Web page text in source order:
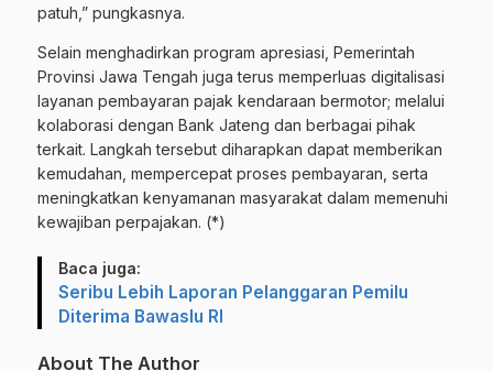
patuh,” pungkasnya.
Selain menghadirkan program apresiasi, Pemerintah
Provinsi Jawa Tengah juga terus memperluas digitalisasi
layanan pembayaran pajak kendaraan bermotor; melalui
kolaborasi dengan Bank Jateng dan berbagai pihak
terkait. Langkah tersebut diharapkan dapat memberikan
kemudahan, mempercepat proses pembayaran, serta
meningkatkan kenyamanan masyarakat dalam memenuhi
kewajiban perpajakan. (*)
Baca juga:
Seribu Lebih Laporan Pelanggaran Pemilu
Diterima Bawaslu RI
About The Author